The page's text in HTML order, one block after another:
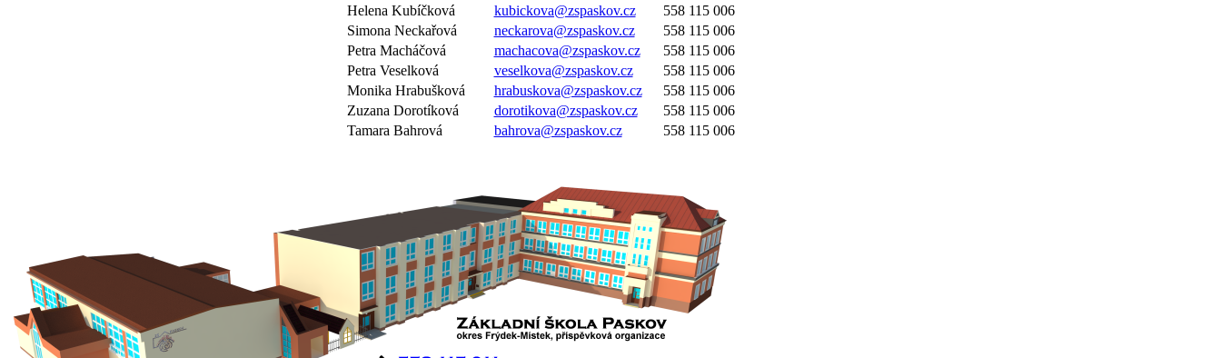
Helena Kubíčková
kubickova@zspaskov.cz
558 115 006
Simona Neckařová
neckarova@zspaskov.cz
558 115 006
Petra Macháčová
machacova@zspaskov.cz
558 115 006
Petra Veselková
veselkova@zspaskov.cz
558 115 006
Monika Hrabušková
hrabuskova@zspaskov.cz
558 115 006
Zuzana Dorotíková
dorotikova@zspaskov.cz
558 115 006
Tamara Bahrová
bahrova@zspaskov.cz 558 115 006